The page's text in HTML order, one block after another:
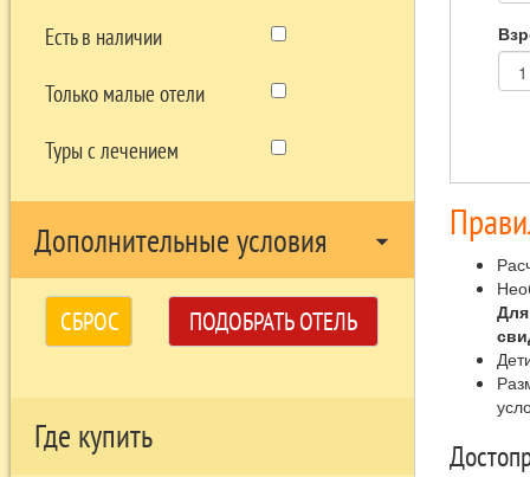
Есть в наличии
Только малые отели
Туры с лечением
Дополнительные условия arrow_drop_down
СБРОС ПОДОБРАТЬ ОТЕЛЬ
Где купить